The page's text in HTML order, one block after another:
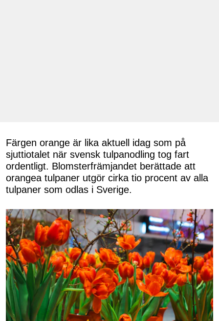
Färgen orange är lika aktuell idag som på
sjuttiotalet när svensk tulpanodling tog fart
ordentligt. Blomsterfrämjandet berättade att
orangea tulpaner utgör cirka tio procent av alla
tulpaner som odlas i Sverige.